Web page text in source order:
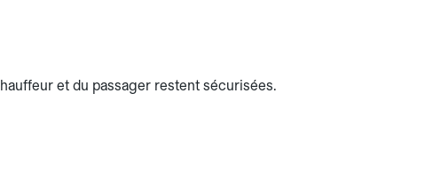
et du passager restent sécurisées.